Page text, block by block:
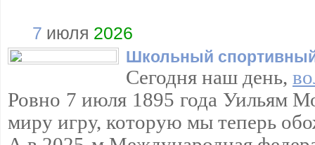
7 июля 2026
Школьный
Сегодня наш день,
Ровно 7 июля 1895 года Уильям
миру игру, которую мы теперь